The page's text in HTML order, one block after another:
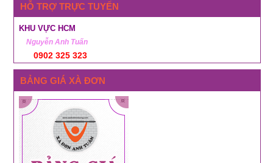
HỖ TRỢ TRỰC TUYẾN
KHU VỰC HCM
Nguyễn Anh Tuấn
0902 325 323
BẢNG GIÁ XÀ ĐƠN